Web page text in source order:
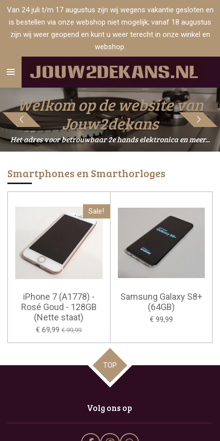
Ga
direct
naar
Van 24 juli t/m 17 augustus zijn wij wegens vakantie gesloten en
is bestellen via onze webshop niet mogelijk; vanaf 18 augustus
zijn wij weer geopend en kunt u weer terecht in onze winkel en
webshop.
Welkom op de website van
Jouw2dekans
Het adres voor betrouwbaar 2e hands elektronica en meer...
Smartphones en Smarthorloges
Sale!
iPhone 7 (A1778) -
Rosé Goud - 128GB
(Nette staat)
€ 69,99 € 99,99
Samsung Galaxy S8+
(64GB)
€ 99,99
TOP
Volg ons op